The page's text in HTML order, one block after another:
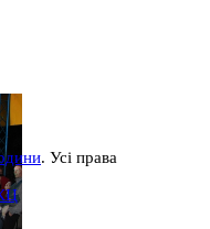
. Усі права